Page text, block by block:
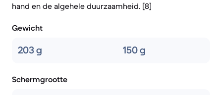
hand en de algehele duurzaamheid. [8]
Gewicht
203 g 150 g
Schermgrootte